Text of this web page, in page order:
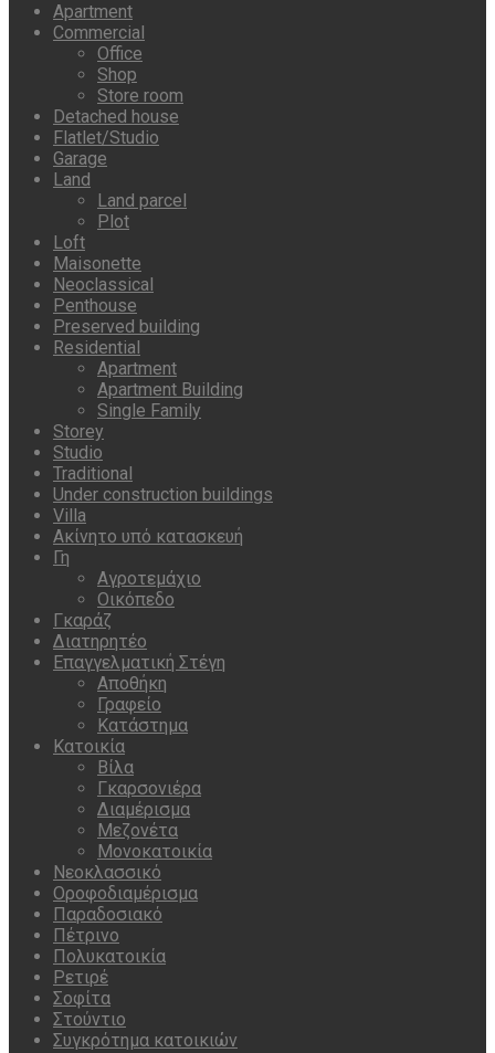
Apartment
Commercial
Office
Shop
Store room
Detached house
Flatlet/Studio
Garage
Land
Land parcel
Plot
Loft
Maisonette
Neoclassical
Penthouse
Preserved building
Residential
Apartment
Apartment Building
Single Family
Storey
Studio
Traditional
Under construction buildings
Villa
Ακίνητο υπό κατασκευή
Γη
Αγροτεμάχιο
Οικόπεδο
Γκαράζ
Διατηρητέο
Επαγγελματική Στέγη
Αποθήκη
Γραφείο
Κατάστημα
Κατοικία
Βίλα
Γκαρσονιέρα
Διαμέρισμα
Μεζονέτα
Μονοκατοικία
Νεοκλασσικό
Οροφοδιαμέρισμα
Παραδοσιακό
Πέτρινο
Πολυκατοικία
Ρετιρέ
Σοφίτα
Στούντιο
Συγκρότημα κατοικιών